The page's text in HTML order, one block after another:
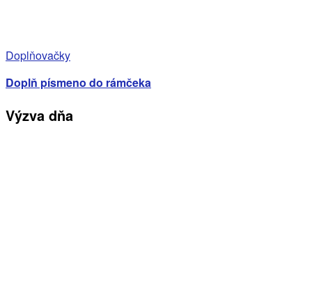
Doplňovačky
Doplň písmeno do rámčeka
Výzva dňa